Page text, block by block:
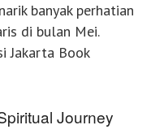
banyak perhatian
di bulan Mei.
Jakarta Book
Journey